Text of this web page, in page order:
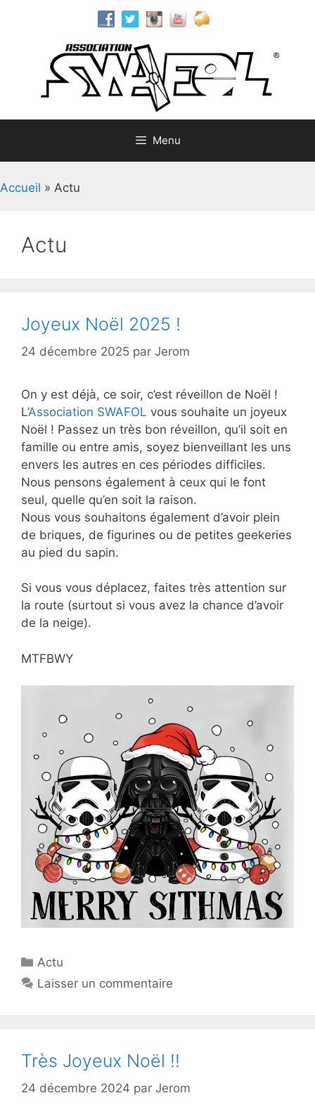
Menu
Accueil » Actu
Actu
Joyeux Noël 2025 !
24 décembre 2025 par Jerom
On y est déjà, ce soir, c’est réveillon de Noël !
L’Association SWAFOL vous souhaite un joyeux
Noël ! Passez un très bon réveillon, qu’il soit en
famille ou entre amis, soyez bienveillant les uns
envers les autres en ces périodes difficiles.
Nous pensons également à ceux qui le font
seul, quelle qu’en soit la raison.
Nous vous souhaitons également d’avoir plein
de briques, de figurines ou de petites geekeries
au pied du sapin.
Si vous vous déplacez, faites très attention sur
la route (surtout si vous avez la chance d’avoir
de la neige).
MTFBWY
Catégories
Actu
Laisser un commentaire
Très Joyeux Noël !!
24 décembre 2024 par Jerom